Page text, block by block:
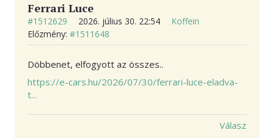
Ferrari Luce
#1512629 2026. július 30. 22:54
Koffein
Előzmény: #1511648
Döbbenet, elfogyott az összes..
https://e-cars.hu/2026/07/30/ferrari-luce-eladva-
t...
Válasz